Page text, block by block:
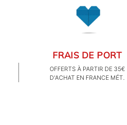
FRAIS DE PORT
OFFERTS À PARTIR DE 35€
D'ACHAT EN FRANCE MÉT.